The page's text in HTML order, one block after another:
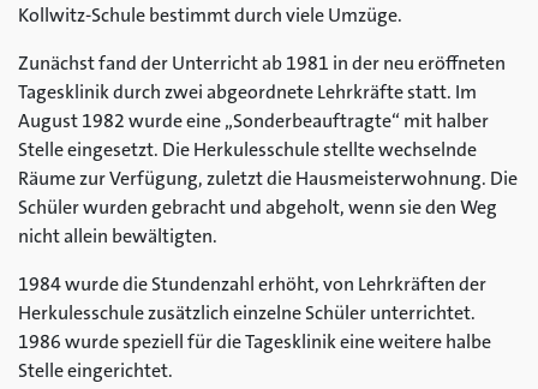
Kollwitz-Schule bestimmt durch viele Umzüge.
Zunächst fand der Unterricht ab 1981 in der neu eröffneten
Tagesklinik durch zwei abgeordnete Lehrkräfte statt. Im
August 1982 wurde eine „Sonderbeauftragte“ mit halber
Stelle eingesetzt. Die Herkulesschule stellte wechselnde
Räume zur Verfügung, zuletzt die Hausmeisterwohnung. Die
Schüler wurden gebracht und abgeholt, wenn sie den Weg
nicht allein bewältigten.
1984 wurde die Stundenzahl erhöht, von Lehrkräften der
Herkulesschule zusätzlich einzelne Schüler unterrichtet.
1986 wurde speziell für die Tagesklinik eine weitere halbe
Stelle eingerichtet.